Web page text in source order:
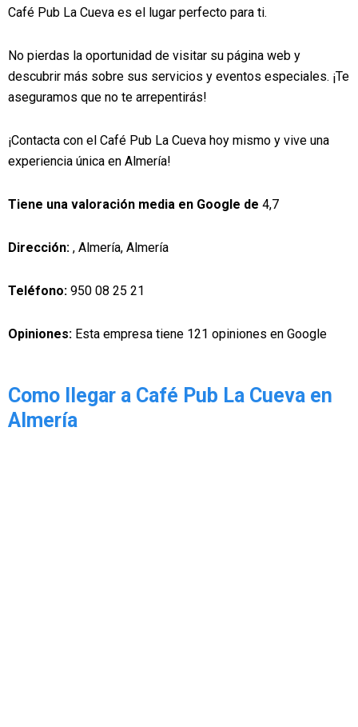
Café Pub La Cueva es el lugar perfecto para ti.
No pierdas la oportunidad de visitar su página web y
descubrir más sobre sus servicios y eventos especiales. ¡Te
aseguramos que no te arrepentirás!
¡Contacta con el Café Pub La Cueva hoy mismo y vive una
experiencia única en Almería!
Tiene una valoración media en Google de 4,7
Dirección: , Almería, Almería
Teléfono: 950 08 25 21
Opiniones: Esta empresa tiene 121 opiniones en Google
Como llegar a Café Pub La Cueva en
Almería